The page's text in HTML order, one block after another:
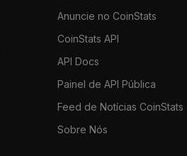
Anuncie no CoinStats
CoinStats API
API Docs
Painel de API Pública
Feed de Notícias CoinStats
Sobre Nós